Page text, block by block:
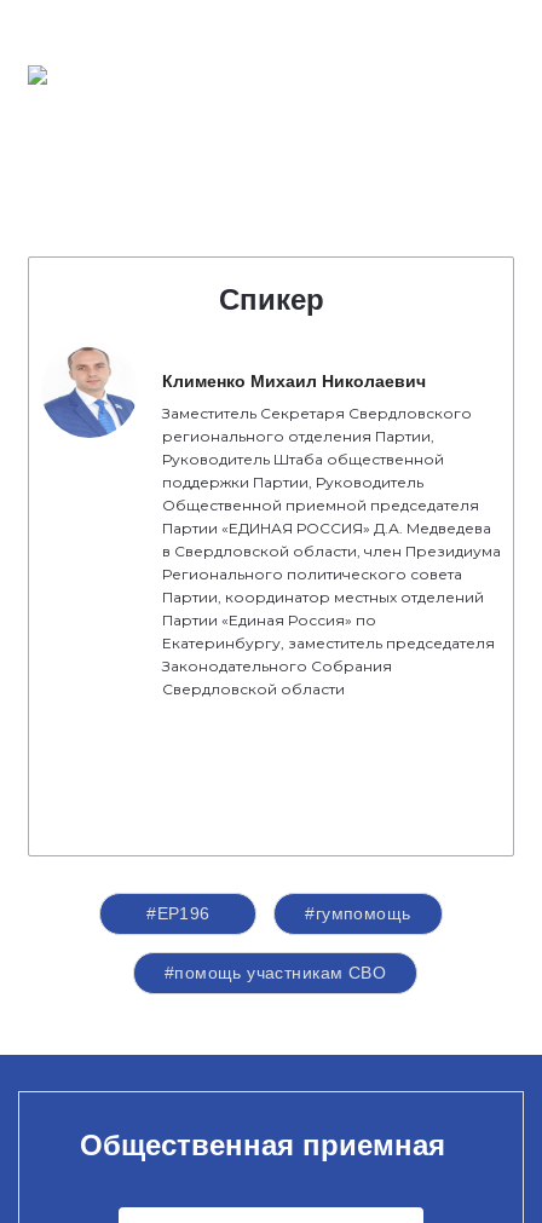
Спикер
Клименко Михаил Николаевич
Заместитель Секретаря Свердловского
регионального отделения Партии,
Руководитель Штаба общественной
поддержки Партии, Руководитель
Общественной приемной председателя
Партии «ЕДИНАЯ РОССИЯ» Д.А. Медведева
в Свердловской области, член Президиума
Регионального политического совета
Партии, координатор местных отделений
Партии «Единая Россия» по
Екатеринбургу, заместитель председателя
Законодательного Собрания
Свердловской области
#ЕР196 #гумпомощь
#помощь участникам СВО
Общественная приемная